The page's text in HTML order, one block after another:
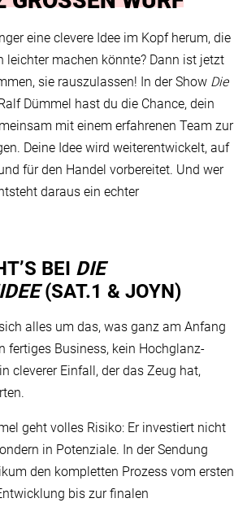
eine clevere Idee im Kopf herum, die
leichter machen könnte? Dann ist jetzt
sie rauszulassen! In der Show Die
Dümmel hast du die Chance, dein
mit einem erfahrenen Team zur
Deine Idee wird weiterentwickelt, auf
für den Handel vorbereitet. Und wer
daraus ein echter
BEI DIE
(SAT.1 & JOYN)
alles um das, was ganz am Anfang
fertiges Business, kein Hochglanz-
cleverer Einfall, der das Zeug hat,
geht volles Risiko: Er investiert nicht
in Potenziale. In der Sendung
den kompletten Prozess vom ersten
bis zur finalen